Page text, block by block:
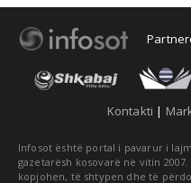
Kontakti |
Infosot është portal i pavarur i
gazetarësh kosovarë në vitin
kopjohen, të shtypen dhe të